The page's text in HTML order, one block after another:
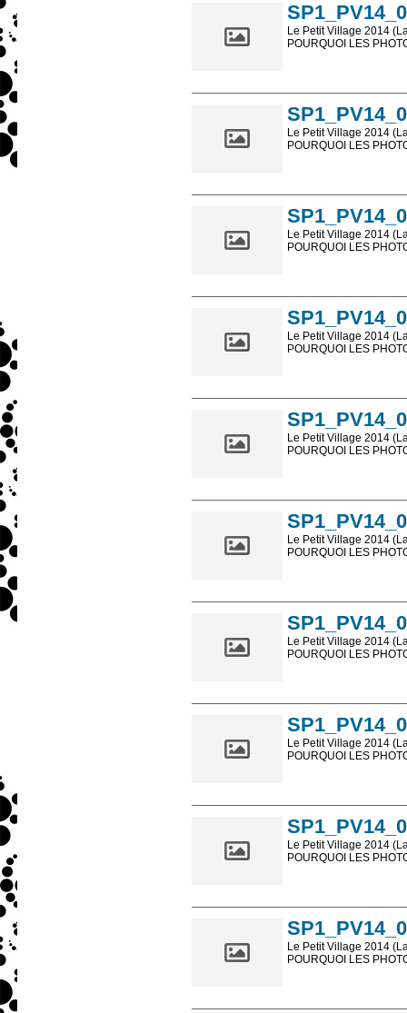
Le Petit Village 2014
POURQUOI LES
Le Petit Village 2014
POURQUOI LES
Le Petit Village 2014
POURQUOI LES
Le Petit Village 2014
POURQUOI LES
Le Petit Village 2014
POURQUOI LES
Le Petit Village 2014
POURQUOI LES
Le Petit Village 2014
POURQUOI LES
Le Petit Village 2014
POURQUOI LES
Le Petit Village 2014
POURQUOI LES
Le Petit Village 2014
POURQUOI LES